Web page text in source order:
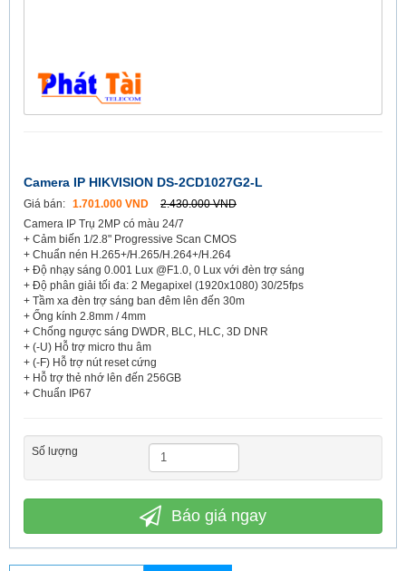
Camera IP HIKVISION DS-2CD1027G2-L
Giá bán: 1.701.000 VND
2.430.000 VND
Camera IP Trụ 2MP có màu 24/7
+ Cảm biến 1/2.8" Progressive Scan CMOS
+ Chuẩn nén H.265+/H.265/H.264+/H.264
+ Độ nhạy sáng 0.001 Lux @F1.0, 0 Lux với đèn trợ sáng
+ Độ phân giải tối đa: 2 Megapixel (1920x1080) 30/25fps
+ Tầm xa đèn trợ sáng ban đêm lên đến 30m
+ Ống kính 2.8mm / 4mm
+ Chống ngược sáng DWDR, BLC, HLC, 3D DNR
+ (-U) Hỗ trợ micro thu âm
+ (-F) Hỗ trợ nút reset cứng
+ Hỗ trợ thẻ nhớ lên đến 256GB
+ Chuẩn IP67
Số lượng
Báo giá ngay